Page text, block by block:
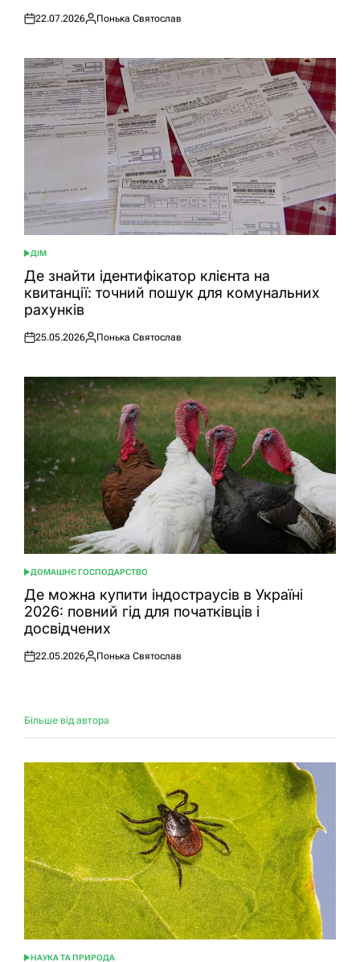
Оприлюднено
22.07.2026
Опубліковано
Понька Святослав
ОПУБЛІКУВАТИ
У
ДІМ
Де знайти ідентифікатор клієнта на
квитанції: точний пошук для комунальних
рахунків
Оприлюднено
25.05.2026
Опубліковано
Понька Святослав
ОПУБЛІКУВАТИ
У
ДОМАШНЄ ГОСПОДАРСТВО
Де можна купити індостраусів в Україні
2026: повний гід для початківців і
досвідчених
Оприлюднено
22.05.2026
Опубліковано
Понька Святослав
Більше від автора
НАУКА ТА ПРИРОДА